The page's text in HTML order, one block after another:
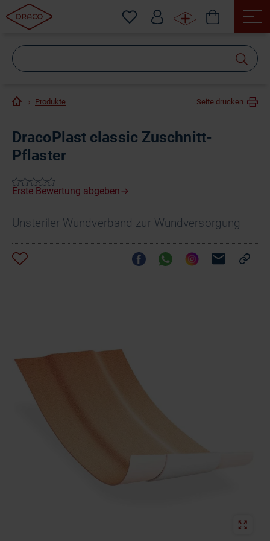
Produkte Seite drucken
DracoPlast classic Zuschnitt-
Pflaster
Unsteriler Wundverband zur Wundversorgung
suchen